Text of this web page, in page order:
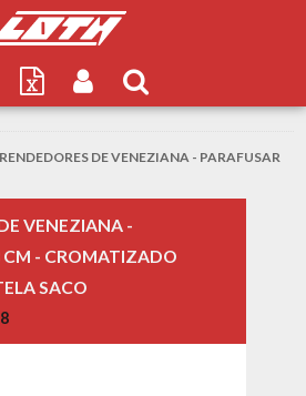
Prendedores de Veneziana -
DE VENEZIANA - PARAFUSAR
VENEZIANA -
CM - CROMATIZADO
SACO